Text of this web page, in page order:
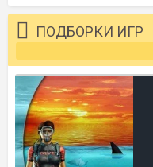
ПОДБОРКИ ИГР